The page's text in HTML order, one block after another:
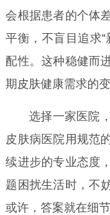
会根据患者的个体
平衡，不盲目追求
配性。这种稳健而
期皮肤健康需求的变
选择一家医院
皮肤病医院用规范
续进步的专业态度
题困扰生活时，不
或许，答案就在细节